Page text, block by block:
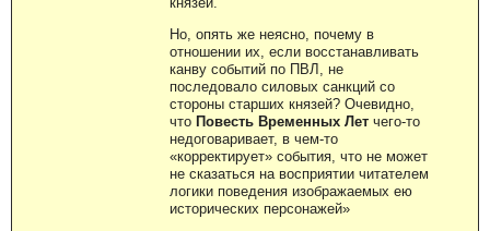
Но, опять же неясно, почему в
отношении их, если восстанавливать
канву событий по ПВЛ, не
последовало силовых санкций со
стороны старших князей? Очевидно,
что Повесть Временных Лет чего-то
недоговаривает, в чем-то
«корректирует» события, что не может
не сказаться на восприятии читателем
логики поведения изображаемых ею
исторических персонажей»